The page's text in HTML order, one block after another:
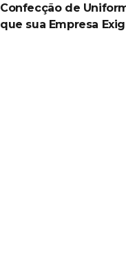
Confecção de
que sua Empresa